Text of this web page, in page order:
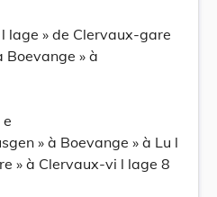
lage » de Clervaux-gare
Boevange » à
» à Boevange » à Lu l
» à Clervaux-vi l lage 8